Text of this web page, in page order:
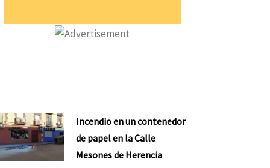
Incendio en un contenedor
de papel en la Calle
Mesones de Herencia